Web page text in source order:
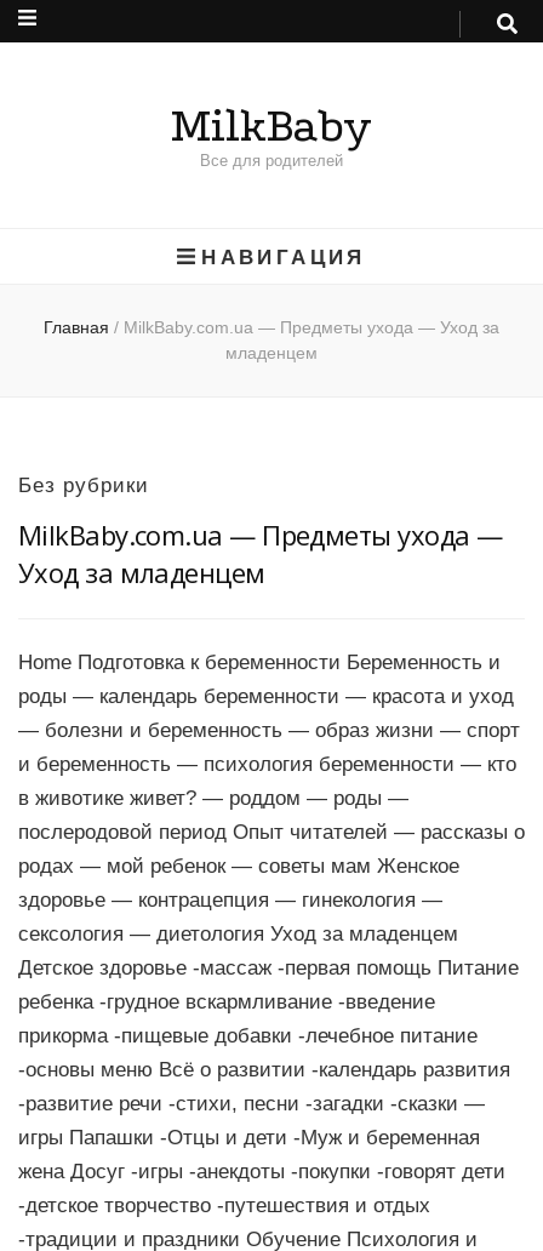
MilkBaby
Все для родителей
НАВИГАЦИЯ
Главная / MilkBaby.com.ua — Предметы ухода — Уход за
младенцем
Без рубрики
MilkBaby.com.ua — Предметы ухода —
Уход за младенцем
Home Подготовка к беременности Беременность и
роды — календарь беременности — красота и уход
— болезни и беременность — образ жизни — спорт
и беременность — психология беременности — кто
в животике живет? — роддом — роды —
послеродовой период Опыт читателей — рассказы о
родах — мой ребенок — советы мам Женское
здоровье — контрацепция — гинекология —
сексология — диетология Уход за младенцем
Детское здоровье -массаж -первая помощь Питание
ребенка -грудное вскармливание -введение
прикорма -пищевые добавки -лечебное питание
-основы меню Всё о развитии -календарь развития
-развитие речи -стихи, песни -загадки -сказки —
игры Папашки -Отцы и дети -Муж и беременная
жена Досуг -игры -анекдоты -покупки -говорят дети
-детское творчество -путешествия и отдых
-традиции и праздники Обучение Психология и